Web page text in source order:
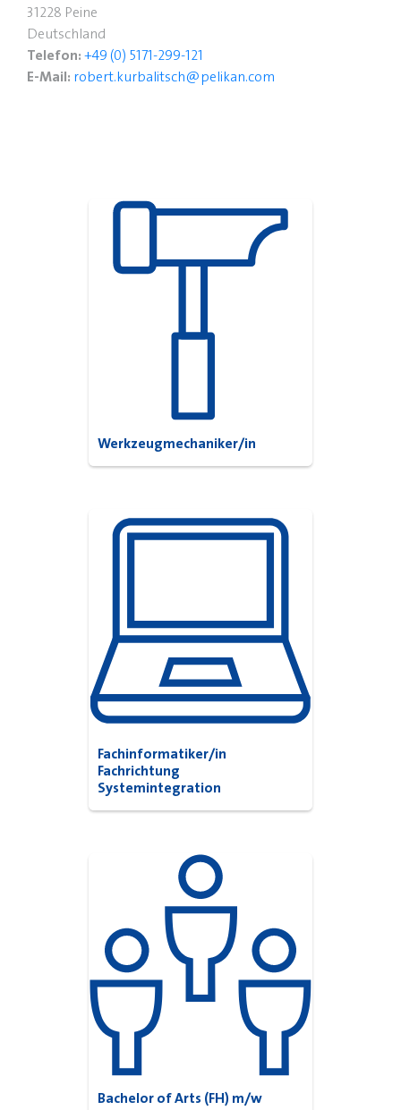
31228 Peine
Deutschland
Telefon: +49 (0) 5171-299-121
E-Mail: robert.kurbalitsch@pelikan.com
Werkzeugmechaniker/in
Fachinformatiker/in
Fachrichtung
Systemintegration
Bachelor of Arts (FH) m/w